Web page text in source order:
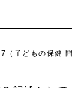
（子どもの保健